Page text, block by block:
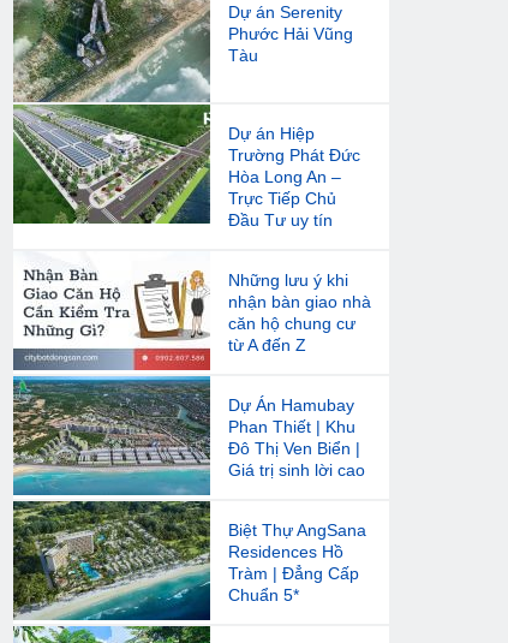
Dự án Serenity
Phước Hải Vũng
Tàu
Dự án Hiệp
Trường Phát Đức
Hòa Long An –
Trực Tiếp Chủ
Đầu Tư uy tín
Những lưu ý khi
nhận bàn giao nhà
căn hộ chung cư
từ A đến Z
Dự Án Hamubay
Phan Thiết | Khu
Đô Thị Ven Biển |
Giá trị sinh lời cao
Biệt Thự AngSana
Residences Hồ
Tràm | Đẳng Cấp
Chuẩn 5*